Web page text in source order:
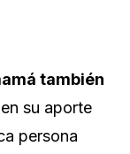
también
su aporte
persona